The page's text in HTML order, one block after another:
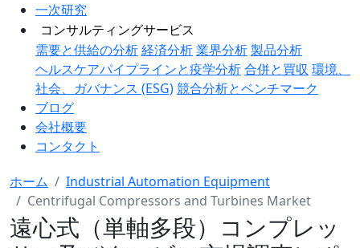
一次研究
コンサルティングサービス
需要と供給の分析経済分析業界分析製品分析
ヘルスケアパイプラインと疫学分析合併と買収 環境、
社会、ガバナンス (ESG)競合分析とベンチマーク
ブログ
会社概要
コンタクト
ホーム
Industrial Automation Equipment
Centrifugal Compressors and Turbines Market
遠心式（単軸多段）コンプレッ